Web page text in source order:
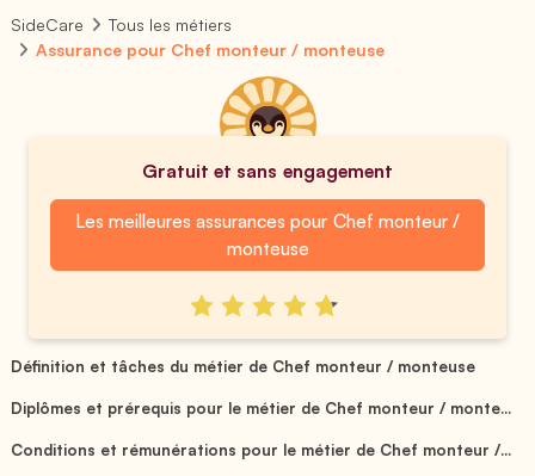
SideCare
Tous les métiers
Assurance pour Chef monteur / monteuse
Gratuit et sans engagement
Les meilleures assurances pour Chef monteur /
monteuse
Définition et tâches du métier de Chef monteur / monteuse
Diplômes et prérequis pour le métier de Chef monteur / monte...
Conditions et rémunérations pour le métier de Chef monteur /...